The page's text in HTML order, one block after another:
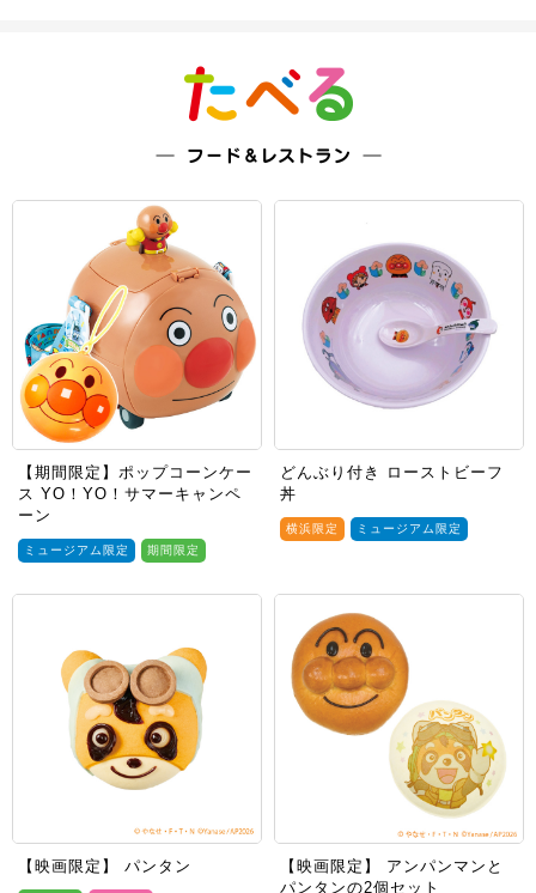
【期間限定】ポップコーンケー
ス YO！YO！サマーキャンペ
ーン
ミュージアム限定 期間限定
どんぶり付き ローストビーフ
丼
横浜限定 ミュージアム限定
【映画限定】 パンタン
【映画限定】 アンパンマンと
パンタンの2個セット